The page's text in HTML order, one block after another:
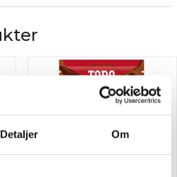
Detaljer Om